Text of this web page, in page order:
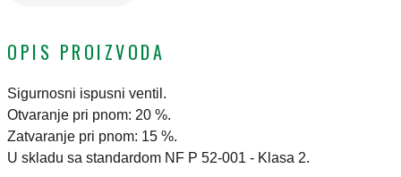
OPIS PROIZVODA
Sigurnosni ispusni ventil.
Otvaranje pri pnom: 20 %.
Zatvaranje pri pnom: 15 %.
U skladu sa standardom NF P 52-001 - Klasa 2.